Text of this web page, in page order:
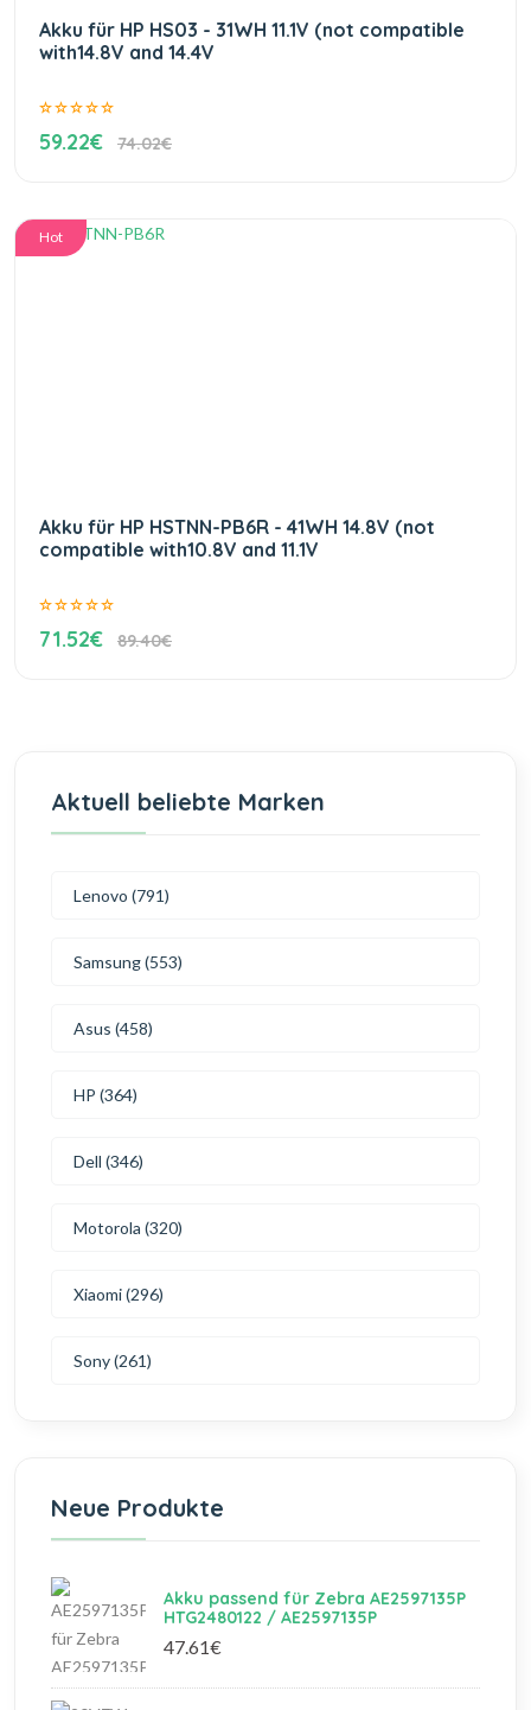
Akku für HP HS03 - 31WH 11.1V (not compatible
with14.8V and 14.4V
59.22€ 74.02€
Hot
Akku für HP HSTNN-PB6R - 41WH 14.8V (not
compatible with10.8V and 11.1V
71.52€ 89.40€
Aktuell beliebte Marken
Lenovo (791)
Samsung (553)
Asus (458)
HP (364)
Dell (346)
Motorola (320)
Xiaomi (296)
Sony (261)
Neue Produkte
Akku passend für Zebra AE2597135P
HTG2480122 / AE2597135P
47.61€